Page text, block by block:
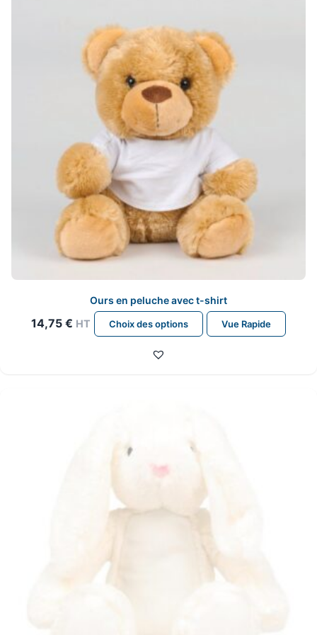
peuvent
être
choisies
sur
page
du
produit
Ours en peluche avec t-shirt
14,75 € HT Choix des options
Ce
produit
sur
la
du
produit
Vue Rapide